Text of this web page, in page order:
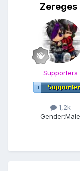
Zereges
Supporters
1,2k
Gender:Male